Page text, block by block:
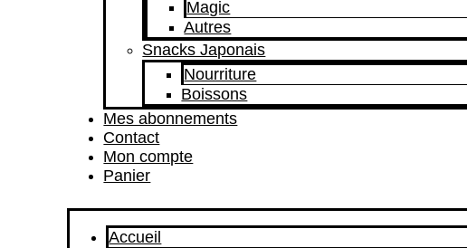
Magic
Autres
Snacks Japonais
Nourriture
Boissons
Mes abonnements
Contact
Mon compte
Panier
Accueil